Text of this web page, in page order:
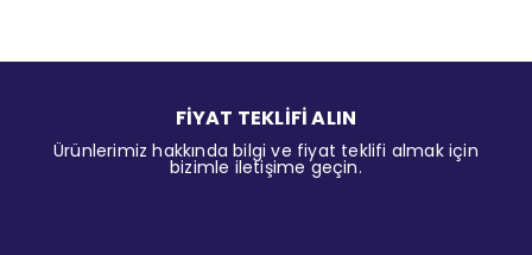
FİYAT TEKLİFİ ALIN
Ürünlerimiz hakkında bilgi ve fiyat teklifi almak için
bizimle iletişime geçin.